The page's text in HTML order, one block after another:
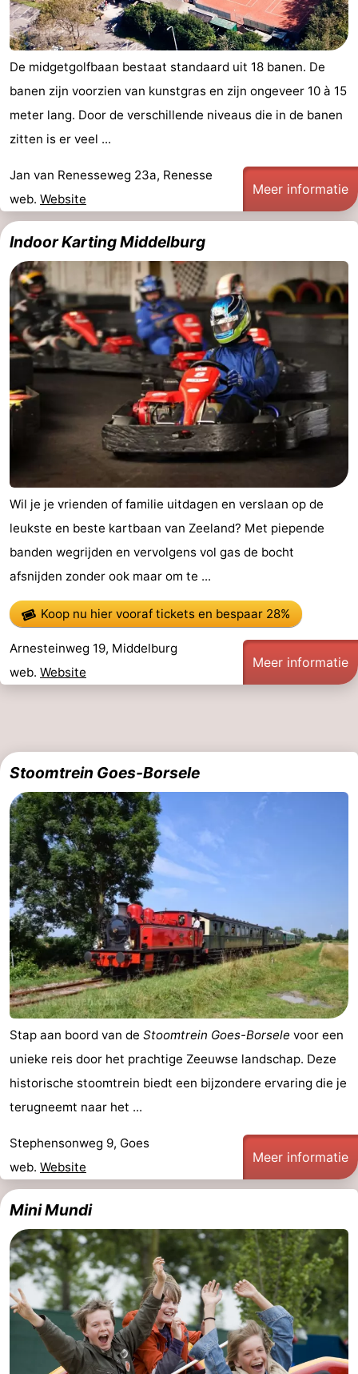
De midgetgolfbaan bestaat standaard uit 18 banen. De
banen zijn voorzien van kunstgras en zijn ongeveer 10 à 15
meter lang. Door de verschillende niveaus die in de banen
zitten is er veel ...
Jan van Renesseweg 23a, Renesse
web. Website
Meer informatie
Indoor Karting Middelburg
Wil je je vrienden of familie uitdagen en verslaan op de
leukste en beste kartbaan van Zeeland? Met piepende
banden wegrijden en vervolgens vol gas de bocht
afsnijden zonder ook maar om te ...
Koop nu hier vooraf ticketsen bespaar 28%
Arnesteinweg 19, Middelburg
web. Website
Meer informatie
Stoomtrein Goes-Borsele
Stap aan boord van de Stoomtrein Goes-Borsele voor een
unieke reis door het prachtige Zeeuwse landschap. Deze
historische stoomtrein biedt een bijzondere ervaring die je
terugneemt naar het ...
Stephensonweg 9, Goes
web. Website
Meer informatie
Mini Mundi